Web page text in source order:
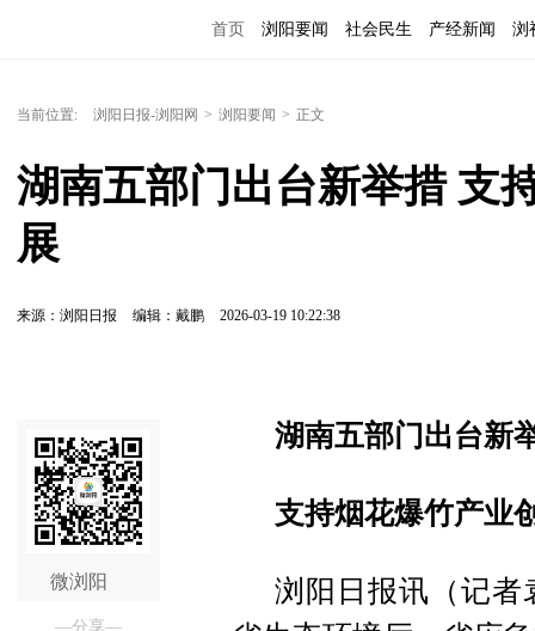
首页 浏阳要闻 社会民生 产经新闻 浏
当前位置: 浏阳日报-浏阳网 > 浏阳要闻 > 正文
湖南五部门出台新举措 支
展
来源：浏阳日报 编辑：戴鹏 2026-03-19 10:22:38
微浏阳
—分享—
湖南五部门出台新
支持烟花爆竹产业
浏阳日报讯（记者